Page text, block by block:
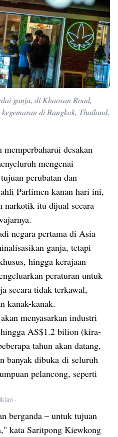
ganja, di Khaosan Road,
di Bangkok, Thailand,
desakan
mengenai
perubatan dan
Parlimen kanan hari ini,
narkotik itu dijual secara
negara pertama di Asia
ganja, tetapi
hingga kerajaan
peraturan untuk
secara tidak terkawal,
kanak-kanak.
menyasarkan industri
AS$1.2 bilion (kira-
tahun akan datang,
banyak dibuka di seluruh
pelancong, seperti
-
berganda – untuk tujuan
kata Saritpong Kiewkong